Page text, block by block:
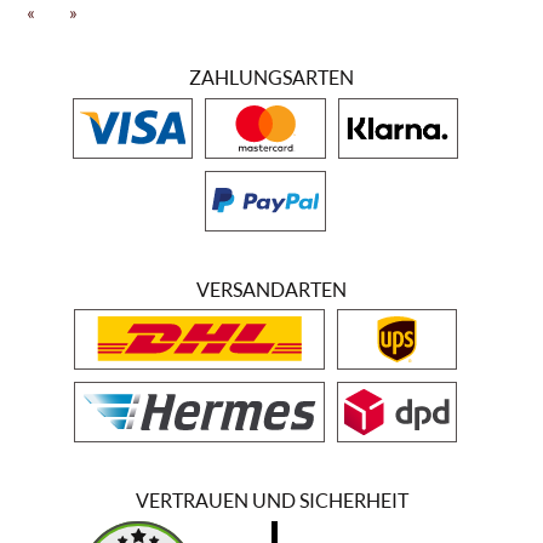
So zum Beispiel der Sauvignon Vicenza D.O.C. mit Sauvignon Trauben
aus Venezien oder dem Pinot Grigio Vicenza D.O.C. mit seinen
Trauben aus der auslaufenden Hügellandschaft Veneziens. Vorzüglich
ist auch der Prosecco aus dem Hause Colli Vicventi: ein perlender
Schaumwein mit Trauben aus dem Hügelland und einem guten
thermalen Ausklang zwischen Tag und Nacht. Das technische Know-
« »
ZAHLUNGSARTEN
VERSANDARTEN
VERTRAUEN UND SICHERHEIT